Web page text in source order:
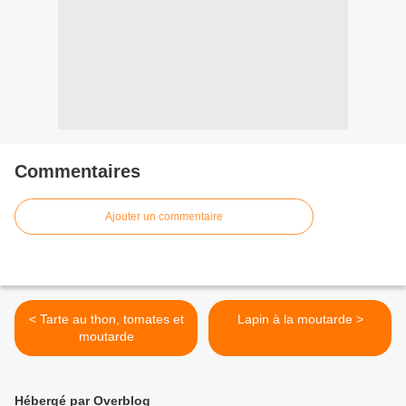
Commentaires
Ajouter un commentaire
< Tarte au thon, tomates et
moutarde
Lapin à la moutarde >
Hébergé par Overblog